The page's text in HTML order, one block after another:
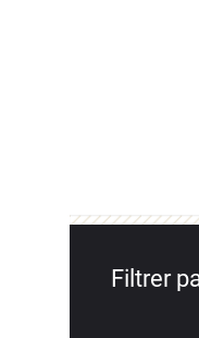
Filtrer